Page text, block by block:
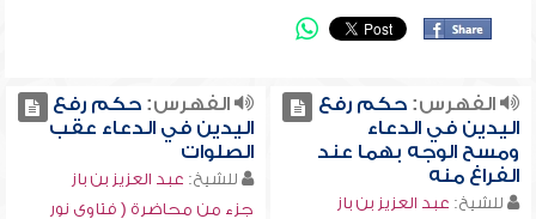
الفهرس:حكم رفع
اليدين في الدعاء
ومسح الوجه بهما عند
الفراغ منه
للشيخ: عبد العزيز بن باز
الفهرس:حكم رفع
اليدين في الدعاء عقب
الصلوات
للشيخ: عبد العزيز بن باز
جزء من محاضرة ( فتاوى نور